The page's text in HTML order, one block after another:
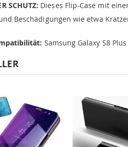
SCHUTZ: Dieses Flip-Case mit
Beschädigungen wie etwa
Samsung Galaxy S8 Plus